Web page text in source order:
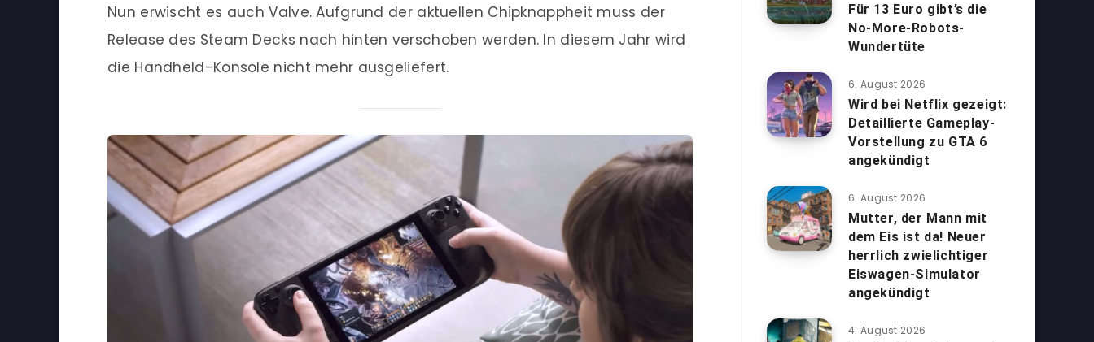
Nun erwischt es auch Valve. Aufgrund der aktuellen Chipknappheit muss der
Release des Steam Decks nach hinten verschoben werden. In diesem Jahr wird
die Handheld-Konsole nicht mehr ausgeliefert.
Für 13 Euro gibt’s die
No-More-Robots-
Wundertüte
6. August 2026
Wird bei Netflix gezeigt:
Detaillierte Gameplay-
Vorstellung zu GTA 6
angekündigt
6. August 2026
Mutter, der Mann mit
dem Eis ist da! Neuer
herrlich zwielichtiger
Eiswagen-Simulator
angekündigt
4. August 2026